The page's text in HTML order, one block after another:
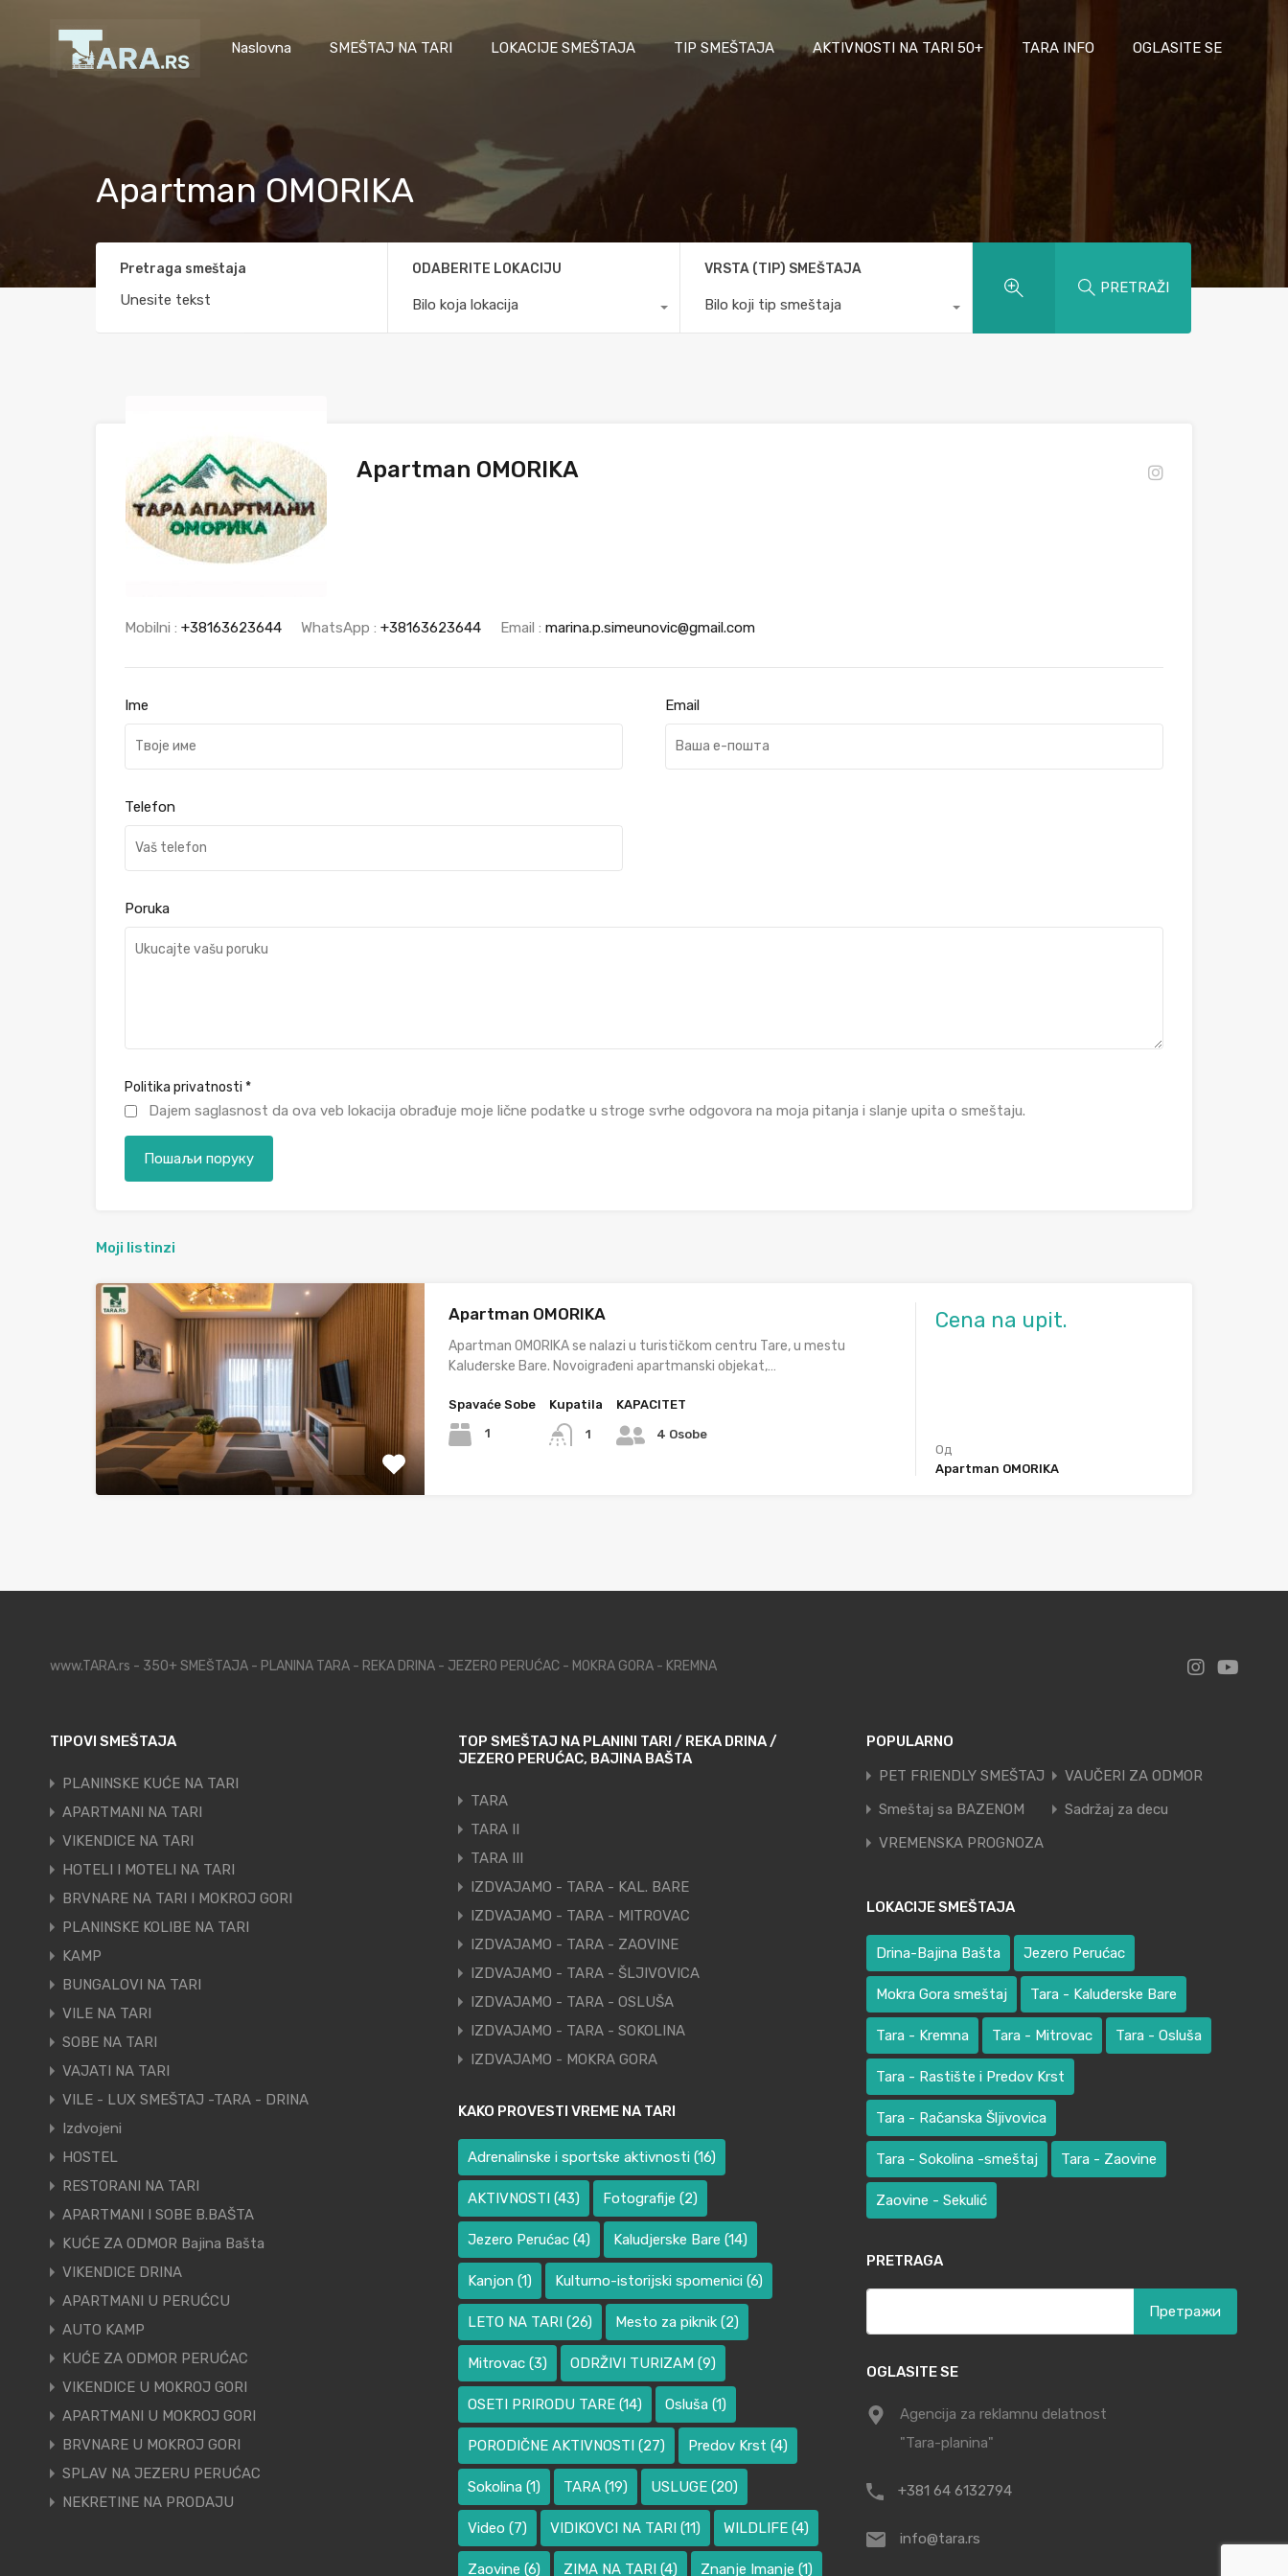
Naslovna SMEŠTAJ NA TARI LOKACIJE SMEŠTAJA TIP SMEŠTAJA AKTIVNOSTI NA TARI 50+ TARA INFO OGLASITE SE
Apartman OMORIKA
Pretraga smeštaja ODABERITE LOKACIJU
Bilo koja lokacija
VRSTA (TIP) SMEŠTAJA
Bilo koji tip smeštaja
PRETRAŽI
Apartman OMORIKA
Mobilni : +38163623644 WhatsApp : +38163623644 Email : marina.p.simeunovic@gmail.com
Ime Email
Telefon
Poruka
Politika privatnosti *
Dajem saglasnost da ova veb lokacija obrađuje moje lične podatke u stroge svrhe odgovora na moja pitanja i slanje upita o smeštaju.
Moji listinzi
Apartman OMORIKA
Apartman OMORIKA se nalazi u turističkom centru Tare, u mestu
Kaluđerske Bare. Novoigrađeni apartmanski objekat,…
Spavaće Sobe
1
Kupatila
1
KAPACITET
4 Osobe
Cena na upit.
Од
Apartman OMORIKA
www.TARA.rs - 350+ SMEŠTAJA - PLANINA TARA - REKA DRINA - JEZERO PERUĆAC - MOKRA GORA - KREMNA
TIPOVI SMEŠTAJA
PLANINSKE KUĆE NA TARI
APARTMANI NA TARI
VIKENDICE NA TARI
HOTELI I MOTELI NA TARI
BRVNARE NA TARI I MOKROJ GORI
PLANINSKE KOLIBE NA TARI
KAMP
BUNGALOVI NA TARI
VILE NA TARI
SOBE NA TARI
VAJATI NA TARI
VILE - LUX SMEŠTAJ -TARA - DRINA
Izdvojeni
HOSTEL
RESTORANI NA TARI
APARTMANI I SOBE B.BAŠTA
KUĆE ZA ODMOR Bajina Bašta
VIKENDICE DRINA
APARTMANI U PERUĆCU
AUTO KAMP
KUĆE ZA ODMOR PERUĆAC
VIKENDICE U MOKROJ GORI
APARTMANI U MOKROJ GORI
BRVNARE U MOKROJ GORI
SPLAV NA JEZERU PERUĆAC
NEKRETINE NA PRODAJU
TOP SMEŠTAJ NA PLANINI TARI / REKA DRINA /
JEZERO PERUĆAC, BAJINA BAŠTA
TARA
TARA II
TARA III
IZDVAJAMO - TARA - KAL. BARE
IZDVAJAMO - TARA - MITROVAC
IZDVAJAMO - TARA - ZAOVINE
IZDVAJAMO - TARA - ŠLJIVOVICA
IZDVAJAMO - TARA - OSLUŠA
IZDVAJAMO - TARA - SOKOLINA
IZDVAJAMO - MOKRA GORA
KAKO PROVESTI VREME NA TARI
Adrenalinske i sportske aktivnosti (16)
AKTIVNOSTI (43) Fotografije (2)
Jezero Perućac (4) Kaludjerske Bare (14)
Kanjon (1) Kulturno-istorijski spomenici (6)
LETO NA TARI (26) Mesto za piknik (2)
Mitrovac (3) ODRŽIVI TURIZAM (9)
OSETI PRIRODU TARE (14) Osluša (1)
PORODIČNE AKTIVNOSTI (27) Predov Krst (4)
Sokolina (1) TARA (19) USLUGE (20)
Video (7) VIDIKOVCI NA TARI (11) WILDLIFE (4)
Zaovine (6) ZIMA NA TARI (4) Znanje Imanje (1)
POPULARNO
PET FRIENDLY SMEŠTAJ
VAUČERI ZA ODMOR
Smeštaj sa BAZENOM
Sadržaj za decu
VREMENSKA PROGNOZA
LOKACIJE SMEŠTAJA
Drina-Bajina Bašta Jezero Perućac
Mokra Gora smeštaj Tara - Kaluđerske Bare
Tara - Kremna Tara - Mitrovac Tara - Osluša
Tara - Rastište i Predov Krst
Tara - Račanska Šljivovica
Tara - Sokolina -smeštaj Tara - Zaovine
Zaovine - Sekulić
PRETRAGA
за:
OGLASITE SE
Agencija za reklamnu delatnost
"Tara-planina"
+381 64 6132794
info@tara.rs